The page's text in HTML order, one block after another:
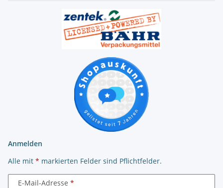
Anmelden
Alle mit * markierten Felder sind Pflichtfelder.
E-Mail-Adresse